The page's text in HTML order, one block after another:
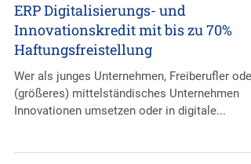
9. Okt. 2019
ERP Digitalisierungs- und
Innovationskredit mit bis zu 70%
Haftungsfreistellung
(größeres) mittelständisches Unternehmen